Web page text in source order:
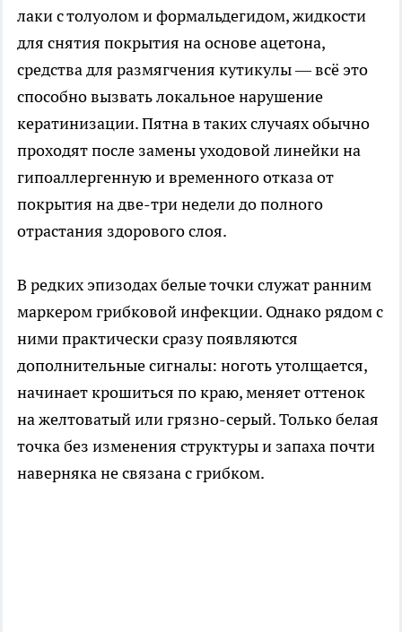
лаки с толуолом и формальдегидом, жидкости
для снятия покрытия на основе ацетона,
средства для размягчения кутикулы — всё это
способно вызвать локальное нарушение
кератинизации. Пятна в таких случаях обычно
проходят после замены уходовой линейки на
гипоаллергенную и временного отказа от
покрытия на две-три недели до полного
отрастания здорового слоя.
В редких эпизодах белые точки служат ранним
маркером грибковой инфекции. Однако рядом с
ними практически сразу появляются
дополнительные сигналы: ноготь утолщается,
начинает крошиться по краю, меняет оттенок
на желтоватый или грязно-серый. Только белая
точка без изменения структуры и запаха почти
наверняка не связана с грибком.